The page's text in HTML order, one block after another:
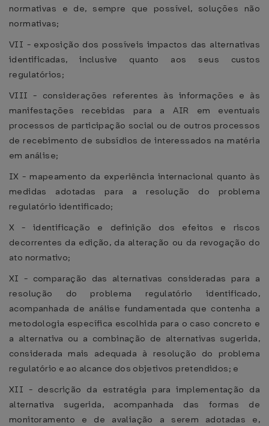
normativas e de, sempre que possível, soluções não
normativas;
VII - exposição dos possíveis impactos das alternativas
identificadas, inclusive quanto aos seus custos
regulatórios;
VIII - considerações referentes às informações e às
manifestações recebidas para a AIR em eventuais
processos de participação social ou de outros processos
de recebimento de subsídios de interessados na matéria
em análise;
IX - mapeamento da experiência internacional quanto às
medidas adotadas para a resolução do problema
regulatório identificado;
X - identificação e definição dos efeitos e riscos
decorrentes da edição, da alteração ou da revogação do
ato normativo;
XI - comparação das alternativas consideradas para a
resolução do problema regulatório identificado,
acompanhada de análise fundamentada que contenha a
metodologia específica escolhida para o caso concreto e
a alternativa ou a combinação de alternativas sugerida,
considerada mais adequada à resolução do problema
regulatório e ao alcance dos objetivos pretendidos; e
XII - descrição da estratégia para implementação da
alternativa sugerida, acompanhada das formas de
monitoramento e de avaliação a serem adotadas e,